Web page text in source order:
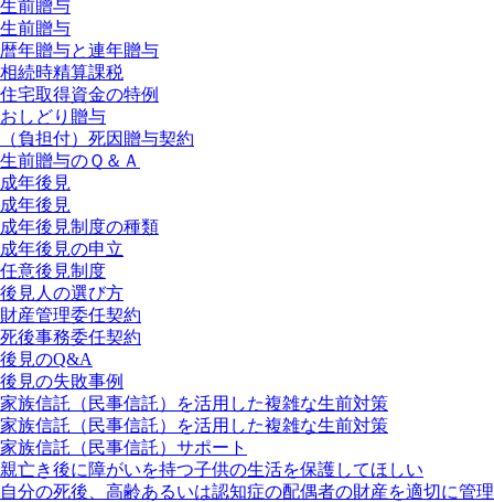
生前贈与
生前贈与
暦年贈与と連年贈与
相続時精算課税
住宅取得資金の特例
おしどり贈与
（負担付）死因贈与契約
生前贈与のＱ＆Ａ
成年後見
成年後見
成年後見制度の種類
成年後見の申立
任意後見制度
後見人の選び方
財産管理委任契約
死後事務委任契約
後見のQ&A
後見の失敗事例
家族信託（民事信託）を活用した複雑な生前対策
家族信託（民事信託）を活用した複雑な生前対策
家族信託（民事信託）サポート
親亡き後に障がいを持つ子供の生活を保護してほしい
自分の死後、高齢あるいは認知症の配偶者の財産を適切に管理